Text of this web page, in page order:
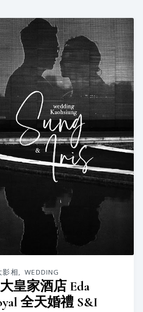
影相, WEDDING
皇家酒店 Eda
全天婚禮 S&I